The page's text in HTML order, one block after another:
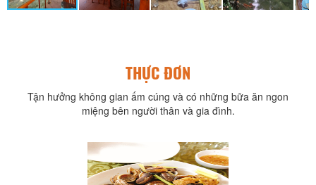
THỰC ĐƠN
Tận hưởng không gian ấm cúng và có những bữa ăn ngon
miệng bên người thân và gia đình.